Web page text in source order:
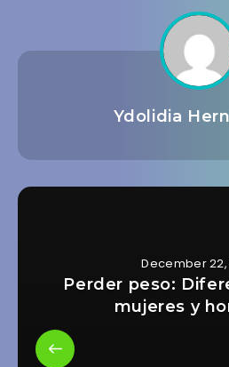
Ydolidia
December 22,
Perder peso:
mujeres y